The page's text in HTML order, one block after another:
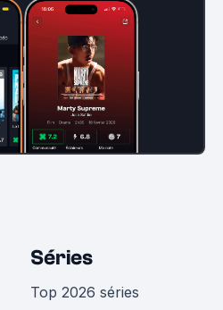
Séries
Top 2026 séries